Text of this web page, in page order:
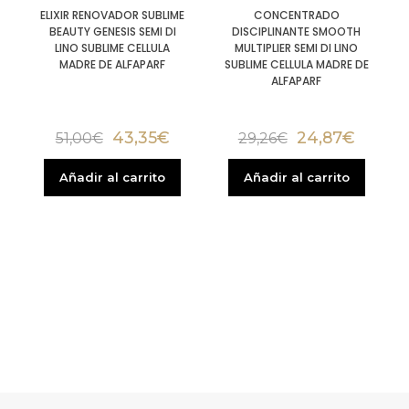
ELIXIR RENOVADOR SUBLIME
BEAUTY GENESIS SEMI DI
LINO SUBLIME CELLULA
MADRE DE ALFAPARF
51,00€ 43,35€
Añadir al carrito
CONCENTRADO
DISCIPLINANTE SMOOTH
MULTIPLIER SEMI DI LINO
SUBLIME CELLULA MADRE DE
ALFAPARF
29,26€ 24,87€
Añadir al carrito